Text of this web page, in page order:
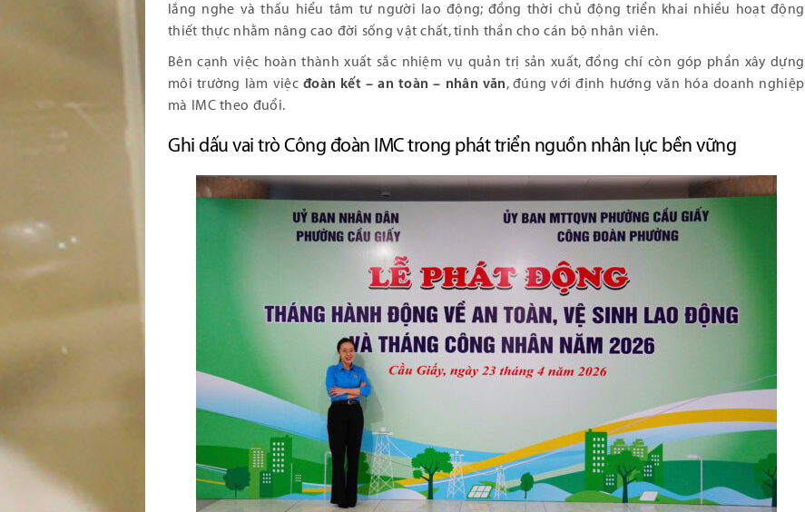
lắng nghe và thấu hiểu tâm tư người lao động; đồng thời chủ động triển khai nhiều hoạt động
thiết thực nhằm nâng cao đời sống vật chất, tinh thần cho cán bộ nhân viên.
Bên cạnh việc hoàn thành xuất sắc nhiệm vụ quản trị sản xuất, đồng chí còn góp phần xây dựng
môi trường làm việc đoàn kết – an toàn – nhân văn, đúng với định hướng văn hóa doanh nghiệp
mà IMC theo đuổi.
Ghi dấu vai trò Công đoàn IMC trong phát triển nguồn nhân lực bền vững